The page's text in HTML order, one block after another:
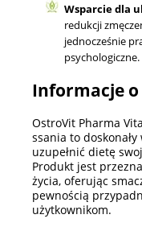
Wsparcie dla
redukcji
jednocześnie
psychologiczne.
Informacje
OstroVit Pharma
ssania to
uzupełnić dietę
Produkt jest
życia, oferując
pewnością
użytkownikom.